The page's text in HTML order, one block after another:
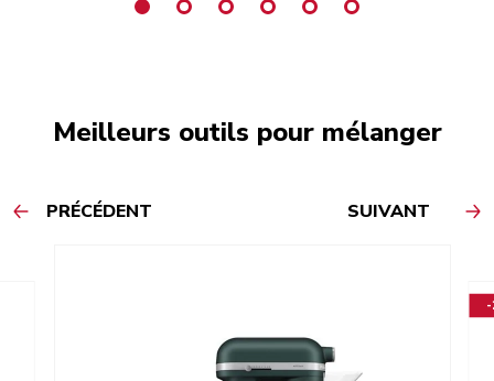
Meilleurs outils pour mélanger
PRÉCÉDENT SUIVANT
-